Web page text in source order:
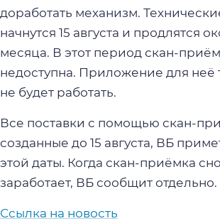
доработать механизм.
начнутся 15 августа и продлятся
месяца. В этот период скан-
недоступна. Приложение для неё
не будет работать.
Все поставки с помощью скан-
созданные до 15 августа, ВБ
этой даты. Когда скан-приёмка
заработает, ВБ сообщит отдельно.
Ссылка на новость